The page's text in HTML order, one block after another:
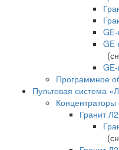
Программное
Пультовая система
Концентраторы
Гранит